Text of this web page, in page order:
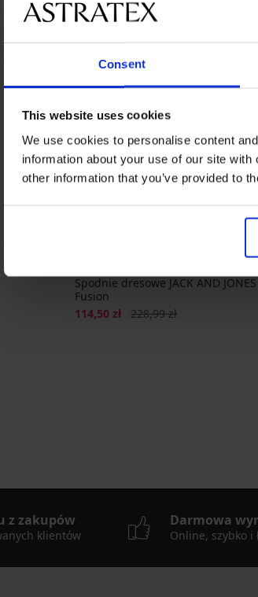
Consent
This website uses cookies
We use cookies to personalise content
information about your use of our site
other information that you’ve provided to
Spodnie dresowe JACK AND JONES
Fusion
Zniżka
114,50 zł Pierwotna cena
228,99 zł
z zakupów
klientów
Darmowa
Online, szybko i